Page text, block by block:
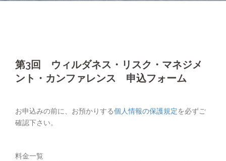
第3回 ウィルダネス・リスク・マネジメ
ント・カンファレンス 申込フォーム
お申込みの前に、お預かりする個人情報の保護規定を必ずご
確認下さい。
料金一覧